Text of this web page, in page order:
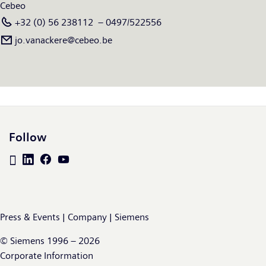
Cebeo
+32 (0) 56 238112 – 0497/522556
jo.vanackere@cebeo.be
Follow
Press & Events | Company | Siemens
© Siemens 1996 – 2026
Corporate Information